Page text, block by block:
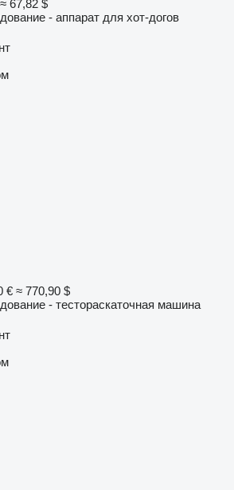
≈ 67,82 $
- аппарат для хот-догов
€ ≈ 770,90 $
- тестораскаточная машина